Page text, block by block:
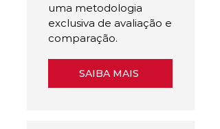
uma metodologia
exclusiva de avaliação e
comparação.
SAIBA MAIS